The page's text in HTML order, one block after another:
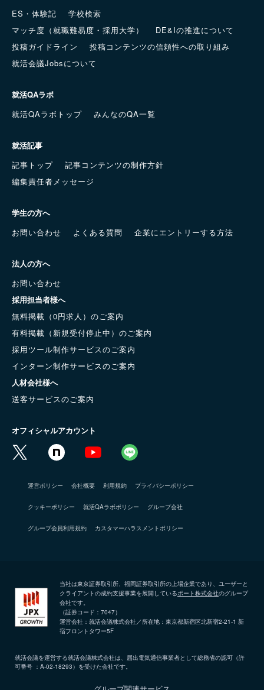
ES・体験記
学校検索
マッチ度（就職難易度・採用大学）
DE&Iの推進について
投稿ガイドライン
投稿コンテンツの信頼性への取り組み
就活会議Jobsについて
就活QAラボ
就活QAラボトップ
みんなのQA一覧
就活記事
記事トップ
記事コンテンツの制作方針
編集責任者メッセージ
学生の方へ
お問い合わせ
よくある質問 企業にエントリーする方法
法人の方へ
お問い合わせ
採用担当者様へ
無料掲載（0円求人）のご案内
有料掲載（新規受付停止中）のご案内
採用ツール制作サービスのご案内
インターン制作サービスのご案内
人材会社様へ
送客サービスのご案内
オフィシャルアカウント
運営ポリシー 会社概要 利用規約 プライバシーポリシー
クッキーポリシー 就活QAラボポリシー グループ会社
グループ会員利用規約 カスタマーハラスメントポリシー
当社は東京証券取引所、福岡証券取引所の上場企業であり、ユーザーと
クライアントの成約支援事業を展開しているポート株式会社のグループ
会社です。
（証券コード：7047）
運営会社：就活会議株式会社／所在地：東京都新宿区北新宿2-21-1 新
宿フロントタワー5F
就活会議を運営する就活会議株式会社は、届出電気通信事業者として総務省の認可（許
可番号 ：A-02-18293）を受けた会社です。